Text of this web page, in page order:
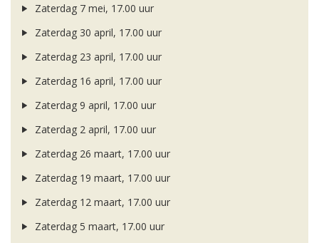
Zaterdag 7 mei, 17.00 uur
Zaterdag 30 april, 17.00 uur
Zaterdag 23 april, 17.00 uur
Zaterdag 16 april, 17.00 uur
Zaterdag 9 april, 17.00 uur
Zaterdag 2 april, 17.00 uur
Zaterdag 26 maart, 17.00 uur
Zaterdag 19 maart, 17.00 uur
Zaterdag 12 maart, 17.00 uur
Zaterdag 5 maart, 17.00 uur